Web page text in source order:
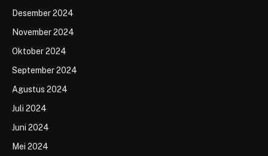
Desember 2024
November 2024
Oktober 2024
September 2024
Agustus 2024
Juli 2024
Juni 2024
Mei 2024